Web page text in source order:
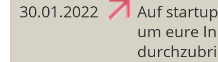
30.01.2022
Auf
um eure